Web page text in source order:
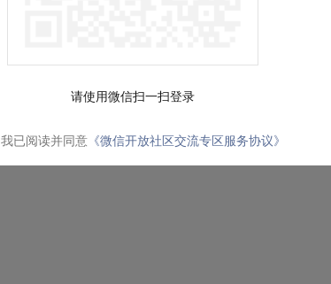
请使用微信扫一扫登录
我已阅读并同意 《微信开放社区交流专区服务协议》